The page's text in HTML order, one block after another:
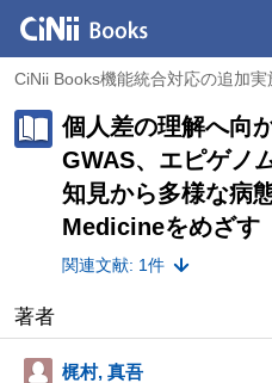
CiNii Books機能統合対応の追加実
個人差の理解へ向
GWAS、エピゲノ
知見から多様な病
Medicineをめざす
関連文献: 1件
著者
梶村, 真吾